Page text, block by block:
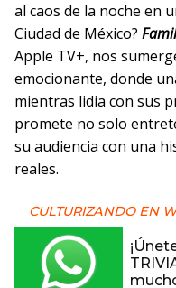
al caos de la noche en
Ciudad de México?
Apple TV+, nos
emocionante, donde
mientras lidia con sus
promete no solo
su audiencia con una
reales.
CULTURIZANDO EN